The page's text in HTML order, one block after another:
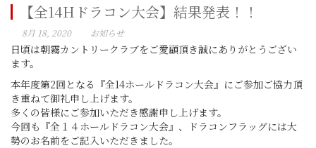
【全14Hドラコン大会】結果発表！！
8月 18, 2020 お知らせ
日頃は朝霧カントリークラブをご愛顧頂き誠にありがとうござい
ます。
本年度第2回となる『全14ホールドラコン大会』にご参加ご協力頂
き重ねて御礼申し上げます。
多くの皆様にご参加いただき感謝申し上げます。
今回も『全１４ホールドラコン大会』、ドラコンフラッグには大
勢のお名前をご記入いただきました。